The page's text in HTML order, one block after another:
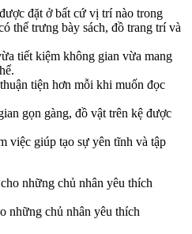
đặt ở bất cứ vị trí nào trong
thể trưng bày sách, đồ trang trí và
tiết kiệm không gian vừa mang
tiện hơn mỗi khi muốn đọc
gọn gàng, đồ vật trên kệ được
việc giúp tạo sự yên tĩnh và tập
những chủ nhân yêu thích